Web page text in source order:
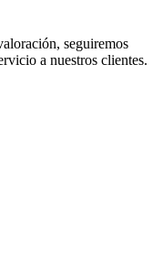
seguiremos
a nuestros clientes.